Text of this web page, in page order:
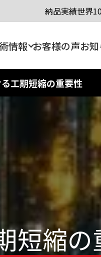
納品実績世界
情報 お客様の声お
工期短縮の重要性
短縮の